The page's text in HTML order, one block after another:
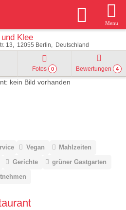
Menu
Klee
13 12055 Berlin Deutschland
Fotos 0 Bewertungen 4
Vegan
Mahlzeiten
Gerichte
grüner Gastgarten